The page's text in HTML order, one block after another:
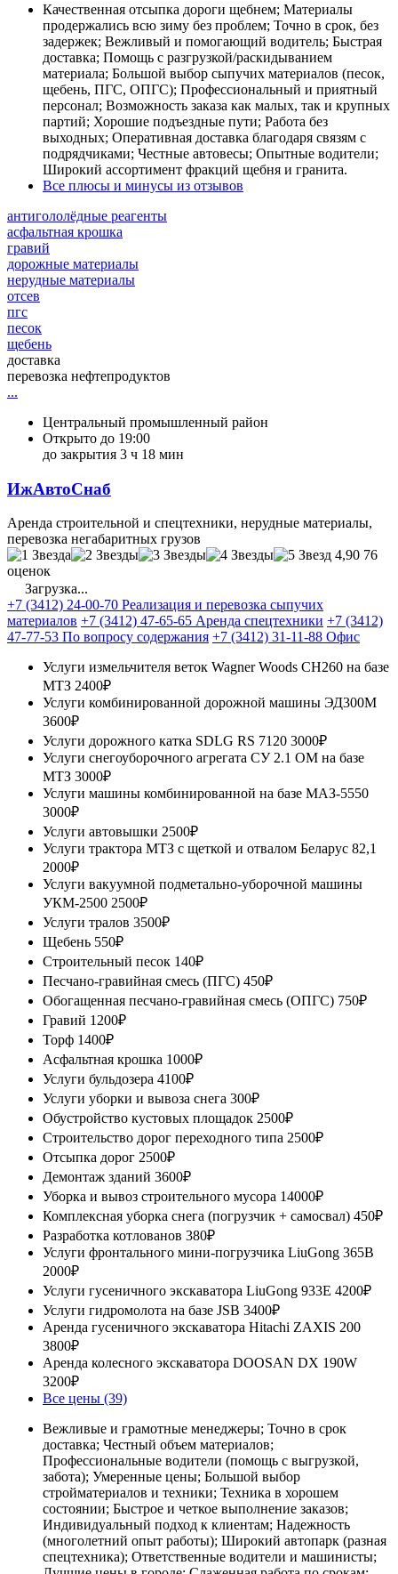
Качественная отсыпка дороги щебнем; Материалы
продержались всю зиму без проблем; Точно в срок, без
задержек; Вежливый и помогающий водитель; Быстрая
доставка; Помощь с разгрузкой/раскидыванием
материала; Большой выбор сыпучих материалов (песок,
щебень, ПГС, ОПГС); Профессиональный и приятный
персонал; Возможность заказа как малых, так и крупных
партий; Хорошие подъездные пути; Работа без
выходных; Оперативная доставка благодаря связям с
подрядчиками; Честные автовесы; Опытные водители;
Широкий ассортимент фракций щебня и гранита.
Все плюсы и минусы из отзывов
антигололёдные реагенты
асфальтная крошка
гравий
дорожные материалы
нерудные материалы
отсев
пгс
песок
щебень
доставка
перевозка нефтепродуктов
...
Центральный промышленный район
Открыто до 19:00
до закрытия 3 ч 18 мин
ИжАвтоСнаб
Аренда строительной и спецтехники, нерудные материалы,
перевозка негабаритных грузов
4,90 76
оценок
Загрузка...
+7 (3412) 24-00-70 Реализация и перевозка сыпучих
материалов +7 (3412) 47-65-65 Аренда спецтехники +7 (3412)
47-77-53 По вопросу содержания +7 (3412) 31-11-88 Офис
Услуги измельчителя веток Wagner Woods CH260 на базе
МТЗ 2400₽
Услуги комбинированной дорожной машины ЭД300М
3600₽
Услуги дорожного катка SDLG RS 7120 3000₽
Услуги снегоуборочного агрегата СУ 2.1 ОМ на базе
МТЗ 3000₽
Услуги машины комбинированной на базе МАЗ-5550
3000₽
Услуги автовышки 2500₽
Услуги трактора МТЗ с щеткой и отвалом Беларус 82,1
2000₽
Услуги вакуумной подметально-уборочной машины
УКМ-2500 2500₽
Услуги тралов 3500₽
Щебень 550₽
Строительный песок 140₽
Песчано-гравийная смесь (ПГС) 450₽
Обогащенная песчано-гравийная смесь (ОПГС) 750₽
Гравий 1200₽
Торф 1400₽
Асфальтная крошка 1000₽
Услуги бульдозера 4100₽
Услуги уборки и вывоза снега 300₽
Обустройство кустовых площадок 2500₽
Строительство дорог переходного типа 2500₽
Отсыпка дорог 2500₽
Демонтаж зданий 3600₽
Уборка и вывоз строительного мусора 14000₽
Комплексная уборка снега (погрузчик + самосвал) 450₽
Разработка котлованов 380₽
Услуги фронтального мини-погрузчика LiuGong 365B
2000₽
Услуги гусеничного экскаватора LiuGong 933E 4200₽
Услуги гидромолота на базе JSB 3400₽
Аренда гусеничного экскаватора Hitachi ZAXIS 200
3800₽
Аренда колесного экскаватора DOOSAN DX 190W
3200₽
Все цены (39)
Вежливые и грамотные менеджеры; Точно в срок
доставка; Честный объем материалов;
Профессиональные водители (помощь с выгрузкой,
забота); Умеренные цены; Большой выбор
стройматериалов и техники; Техника в хорошем
состоянии; Быстрое и четкое выполнение заказов;
Индивидуальный подход к клиентам; Надежность
(многолетний опыт работы); Широкий автопарк (разная
спецтехника); Ответственные водители и машинисты;